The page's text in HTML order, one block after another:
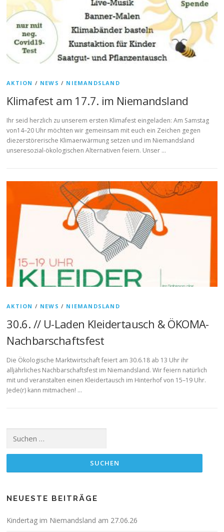
AKTION / NEWS / NIEMANDSLAND
Klimafest am 17.7. im Niemandsland
Ihr seid herzlich zu unserem ersten Klimafest eingeladen: Am Samstag
von14–20 Uhr möchten wir gemeinsam mit euch ein Zeichen gegen
diezerstörerische Klimaerwärmung setzen und im Niemandsland
unseresozial-ökologischen Alternativen feiern. Unser …
AKTION / NEWS / NIEMANDSLAND
30.6. // U-Laden Kleidertausch & ÖKOMA-
Nachbarschaftsfest
Die Ökologische Marktwirtschaft feiert am 30.6.18 ab 13 Uhr ihr
alljährliches Nachbarschaftsfest im Niemandsland. Wir feiern natürlich
mit und veranstalten einen Kleidertausch im Hinterhof von 15–19 Uhr.
Jede(r) kann mitmachen! …
nach:
NEUESTE BEITRÄGE
Kindertag im Niemandsland am 27.06.26